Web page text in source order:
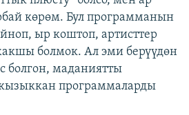
көрөм. Бул программанын
ыр коштоп, артисттер
болмок. Ал эми берүүдөн
болгон, маданиятты
программаларды